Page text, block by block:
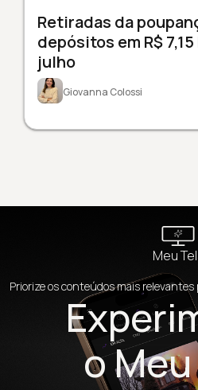
Retiradas da
depósitos em R$
julho
Giovanna Colossi
Meu
Priorize os conteúdos mais relevantes
o